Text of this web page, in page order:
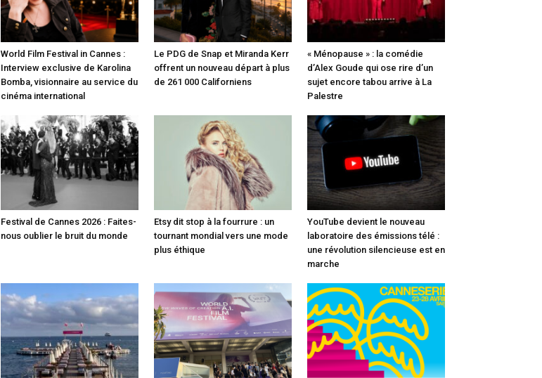
World Film Festival in Cannes :
Interview exclusive de Karolina
Bomba, visionnaire au service du
cinéma international
Le PDG de Snap et Miranda Kerr
offrent un nouveau départ à plus
de 261 000 Californiens
« Ménopause » : la comédie
d’Alex Goude qui ose rire d’un
sujet encore tabou arrive à La
Palestre
Festival de Cannes 2026 : Faites-
nous oublier le bruit du monde
Etsy dit stop à la fourrure : un
tournant mondial vers une mode
plus éthique
YouTube devient le nouveau
laboratoire des émissions télé :
une révolution silencieuse est en
marche